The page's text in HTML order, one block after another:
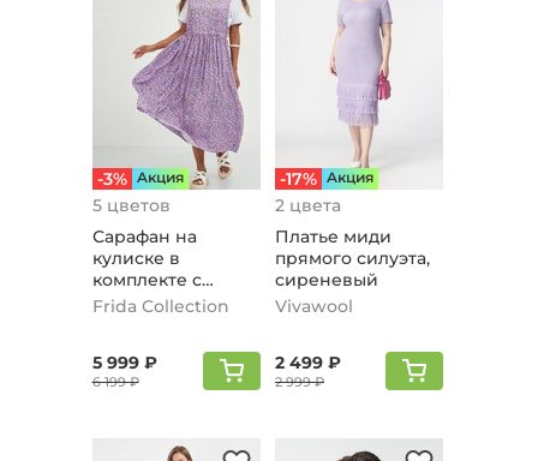
-3% Aкция
5 цветов
Сарафан на
кулиске в
комплекте с
блузой,
Frida Collection
5 999 ₽
6 199 ₽
-17% Aкция
2 цвета
Платье миди
прямого силуэта,
сиреневый
Vivawool
2 499 ₽
2 999 ₽